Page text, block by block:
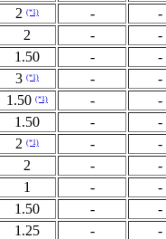
2 (*1) - -
2 - -
1.50 - -
3 (*1) - -
1.50 (*1) - -
1.50 - -
2 (*1) - -
2 - -
1 - -
1.50 - -
1.25 - -